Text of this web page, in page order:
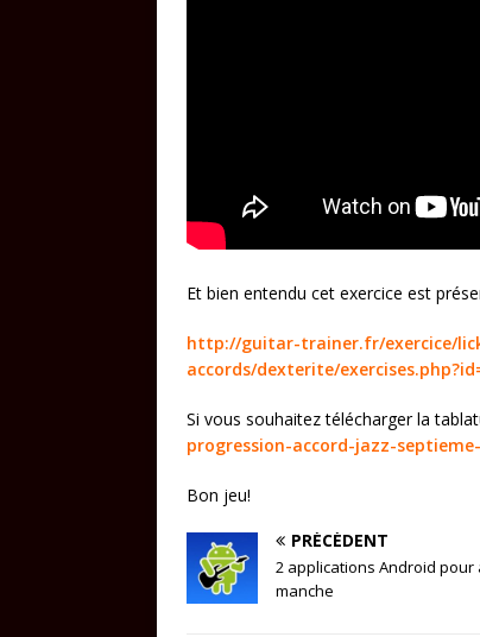
Et bien entendu cet exercice est
http://guitar-trainer.fr/exercice/
accords/dexterite/
Si vous souhaitez télécharger la
progression-accord-jazz-
Bon jeu!
PRÉCÉDENT
2 applications Android
manche